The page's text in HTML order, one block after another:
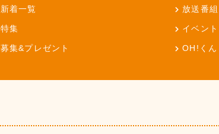
新着一覧 放送番組
特集 イベント
募集&プレゼント OH!くん